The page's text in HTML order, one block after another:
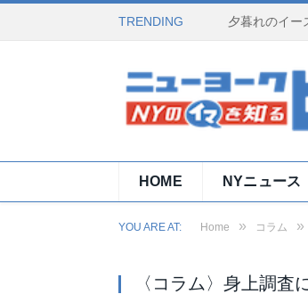
TRENDING
HOME NYニュース
YOU ARE AT: Home » コラム »
〈コラム〉身上調査